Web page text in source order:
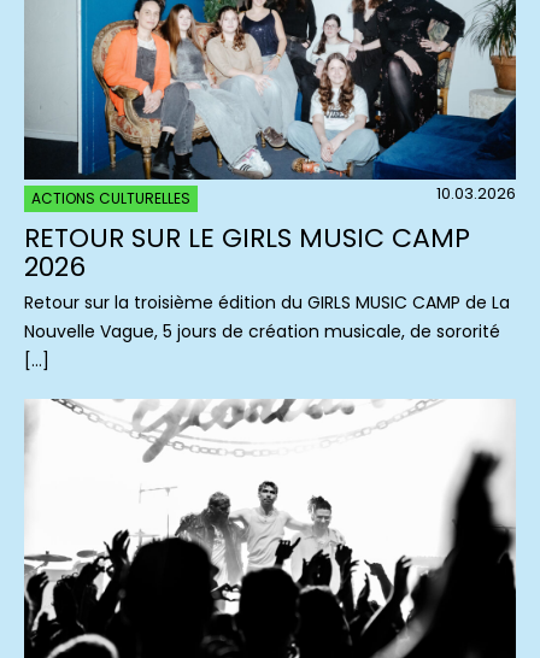
ACTIONS CULTURELLES 10.03.2026
RETOUR SUR LE GIRLS MUSIC CAMP
2026
Retour sur la troisième édition du GIRLS MUSIC CAMP de La
Nouvelle Vague, 5 jours de création musicale, de sororité
[…]